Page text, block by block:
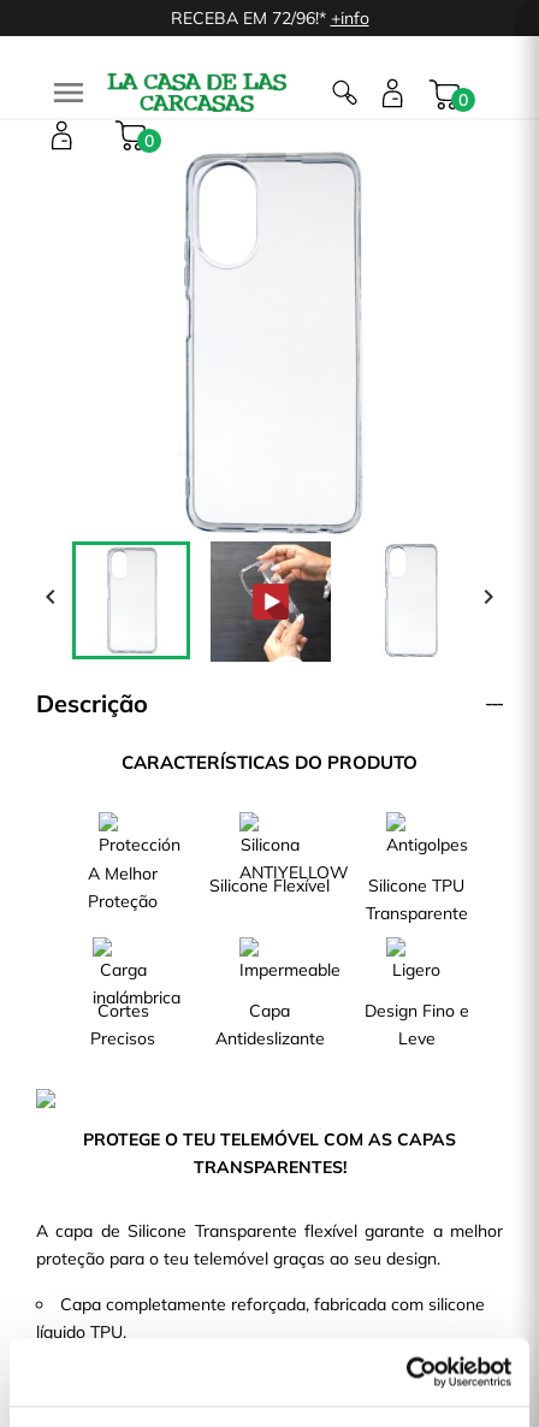
RECEBA EM 72/96!* +info

0
0
 
Descrição
CARACTERÍSTICAS DO PRODUTO
A Melhor
Proteção
Silicone Flexível
Silicone TPU
Transparente
Cortes
Precisos
Capa
Antideslizante
Design Fino e
Leve
PROTEGE O TEU TELEMÓVEL COM AS CAPAS
TRANSPARENTES!
A capa de Silicone Transparente flexível garante a melhor
proteção para o teu telemóvel graças ao seu design.
Capa completamente reforçada, fabricada com silicone
líquido TPU.
Design fino e leve, de maneira que não aporta volume